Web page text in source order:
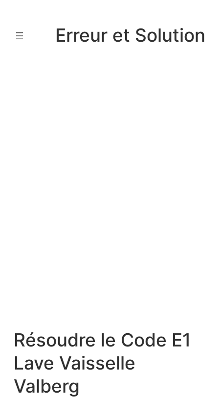
contenu
Erreur et Solution
Résoudre le Code E1
Lave Vaisselle
Valberg